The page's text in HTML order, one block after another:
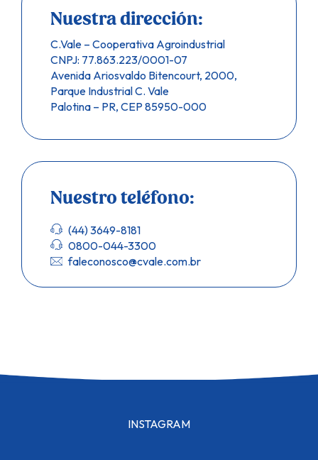
Nuestra dirección:
C.Vale – Cooperativa Agroindustrial
CNPJ: 77.863.223/0001-07
Avenida Ariosvaldo Bitencourt, 2000,
Parque Industrial C. Vale
Palotina – PR, CEP 85950-000
Nuestro teléfono:
(44) 3649-8181
0800-044-3300
faleconosco@cvale.com.br
INSTAGRAM